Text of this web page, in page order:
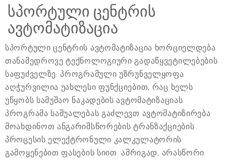
სპორტული ცენტრის
ავტომატიზაცია
სპორტული ცენტრის ავტომატიზაცია ხორციელდება
თანამედროვე ტექნოლოგიური გადაწყვეტილებების
საფუძველზე. პროგრამული უზრუნველყოფა
აღჭურვილია უახლესი ფუნქციებით, რაც ხელს
უწყობს სამუშაო ნაკადების ავტომატიზაციას.
პროგრამა საშუალებას გაძლევთ ავტომატიზირება
მოახდინოთ ანგარიშსწორების ტრანზაქციების
პროცესის ელექტრონული კალკულატორის
გამოყენებით ფასების სიით. ამრიგად, არასწორი